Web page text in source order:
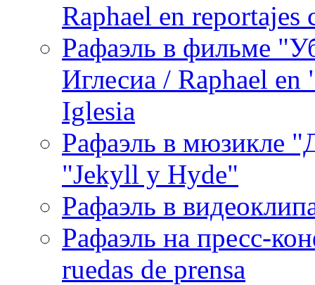
Raphael en reportajes
Рафаэль в фильме
Иглесиа / Raphael
Iglesia
Рафаэль в мюзикле
"Jekyll y Hyde"
Рафаэль в
Рафаэль на пресс-
ruedas de prensa